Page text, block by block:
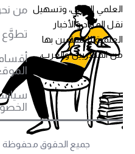
العلمي العربي، وتسهيل
نقل المواد والأخبار
العلمية للمهتمين بها
من المصريين والعرب،
من
تطوَّع
جميع الحقوق محفوظة